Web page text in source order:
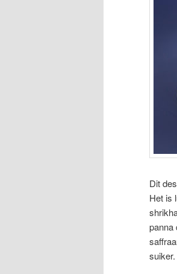
Dit
Het is
panna